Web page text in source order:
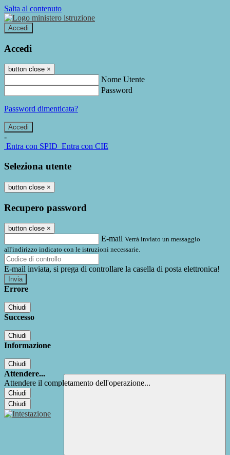
Salta al contenuto
Accedi
Accedi
button close ×
Nome Utente
Password
Password dimenticata?
-
Entra con SPID Entra con CIE
Seleziona utente
button close ×
Recupero password
button close ×
E-mail Verrà inviato un messaggio
all'indirizzo indicato con le istruzioni necessarie.
E-mail inviata, si prega di controllare la casella di posta elettronica!
Errore
Chiudi
Successo
Chiudi
Informazione
Chiudi
Attendere...
Attendere il completamento dell'operazione...
Chiudi
Chiudi